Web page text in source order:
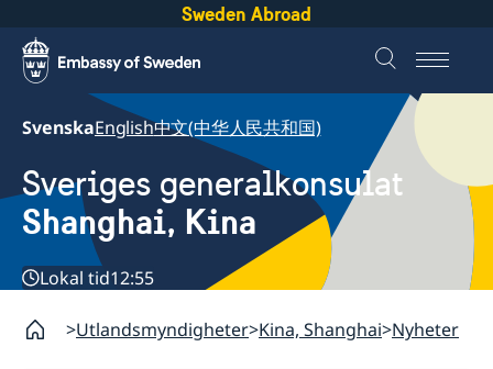
Sweden Abroad
SvenskaEnglish中文(中华人民共和国)
Sveriges generalkonsulat
Shanghai, Kina
Lokal tid12:55
Utlandsmyndigheter Kina, Shanghai Nyheter